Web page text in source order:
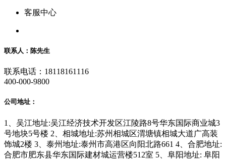
客服中心
联系人：陈先生
联系电话：18118161116
400-000-9800
公司地址：
1、吴江地址:吴江经济技术开发区江陵路8号华东国际商业城3
号地块5号楼 2、相城地址:苏州相城区渭塘镇相城大道广高装
饰城2楼 3、泰州地址:泰州市高港区向阳北路661 4、合肥地址:
合肥市肥东县华东国际建材城运营楼512室 5、阜阳地址: 阜阳